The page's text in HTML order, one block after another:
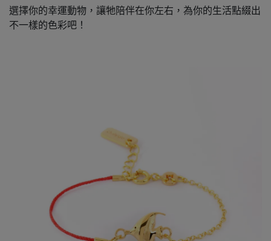
選擇你的幸運動物，讓牠陪伴在你左右，為你的生活點綴出
不一樣的色彩吧！